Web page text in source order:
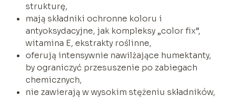
strukturę,
mają składniki ochronne koloru i
antyoksydacyjne, jak kompleksy „color fix”,
witamina E, ekstrakty roślinne,
oferują intensywnie nawilżające humektanty,
by ograniczyć przesuszenie po zabiegach
chemicznych,
nie zawierają w wysokim stężeniu składników,